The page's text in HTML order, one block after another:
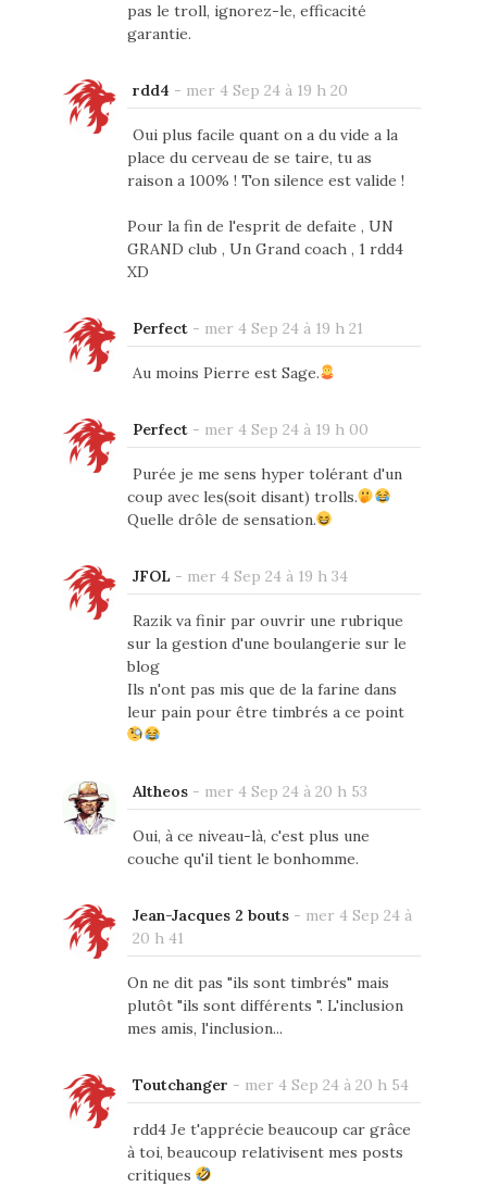
pas le troll, ignorez-le, efficacité
garantie.
rdd4 - mer 4 Sep 24 à 19 h 20
Oui plus facile quant on a du vide a la
place du cerveau de se taire, tu as
raison a 100% ! Ton silence est valide !
Pour la fin de l'esprit de defaite , UN
GRAND club , Un Grand coach , 1 rdd4
XD
Perfect- mer 4 Sep 24 à 19 h 21
Au moins Pierre est Sage.
Perfect- mer 4 Sep 24 à 19 h 00
Purée je me sens hyper tolérant d'un
coup avec les(soit disant) trolls.
Quelle drôle de sensation.
JFOL - mer 4 Sep 24 à 19 h 34
Razik va finir par ouvrir une rubrique
sur la gestion d'une boulangerie sur le
blog
Ils n'ont pas mis que de la farine dans
leur pain pour être timbrés a ce point
Altheos- mer 4 Sep 24 à 20 h 53
Oui, à ce niveau-là, c'est plus une
couche qu'il tient le bonhomme.
Jean-Jacques 2 bouts- mer 4 Sep 24 à
20 h 41
On ne dit pas "ils sont timbrés" mais
plutôt "ils sont différents ". L'inclusion
mes amis, l'inclusion...
Toutchanger - mer 4 Sep 24 à 20 h 54
rdd4 Je t'apprécie beaucoup car grâce
à toi, beaucoup relativisent mes posts
critiques